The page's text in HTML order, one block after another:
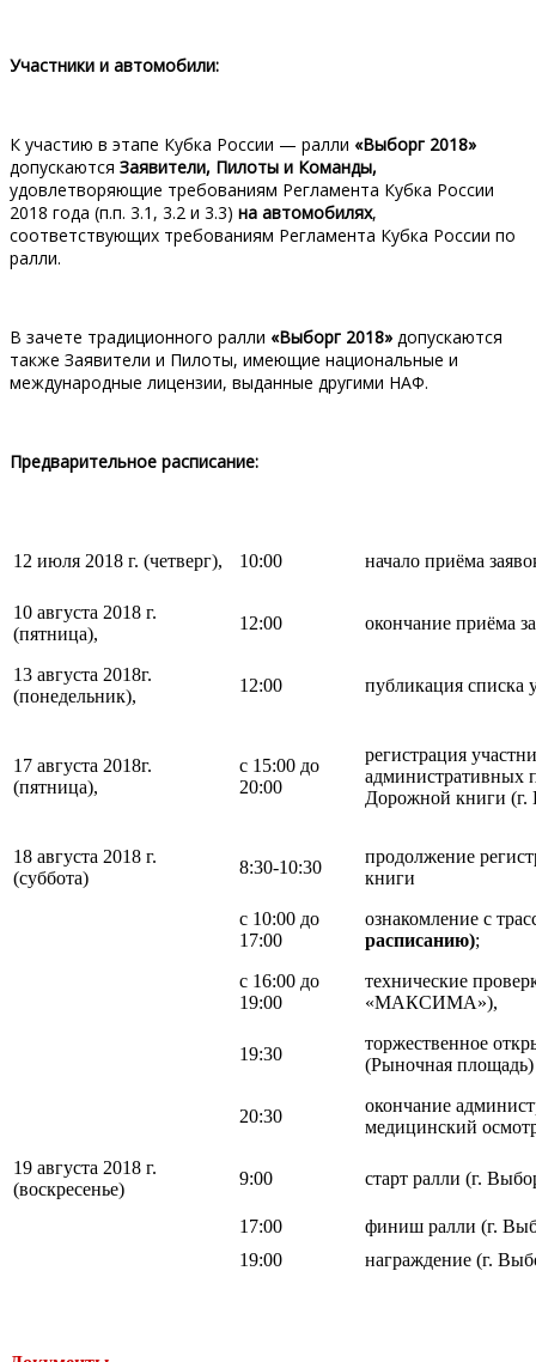
Участники и автомобили:
К участию в этапе Кубка России — ралли «Выборг 2018»
допускаются Заявители, Пилоты и Команды,
удовлетворяющие требованиям Регламента Кубка России
2018 года (п.п. 3.1, 3.2 и 3.3) на автомобилях,
соответствующих требованиям Регламента Кубка России по
ралли.
В зачете традиционного ралли «Выборг 2018» допускаются
также Заявители и Пилоты, имеющие национальные и
международные лицензии, выданные другими НАФ.
Предварительное расписание:
12 июля 2018 г. (четверг), 10:00 начало приёма
10 августа 2018 г.
(пятница),
12:00 окончание приёма
13 августа 2018г.
(понедельник),
12:00 публикация списка
17 августа 2018г.
(пятница),
с 15:00 до
20:00
регистрация
административных
Дорожной книги (г.
18 августа 2018 г.
(суббота)
8:30-10:30
продолжение
книги
с 10:00 до
17:00
ознакомление с
расписанию);
с 16:00 до
19:00
технические
«МАКСИМА»),
19:30
торжественное
(Рыночная площадь)
20:30
окончание
медицинский
19 августа 2018 г.
(воскресенье)
9:00 старт ралли (г.
17:00
финиш ралли (г.
19:00
награждение (г.